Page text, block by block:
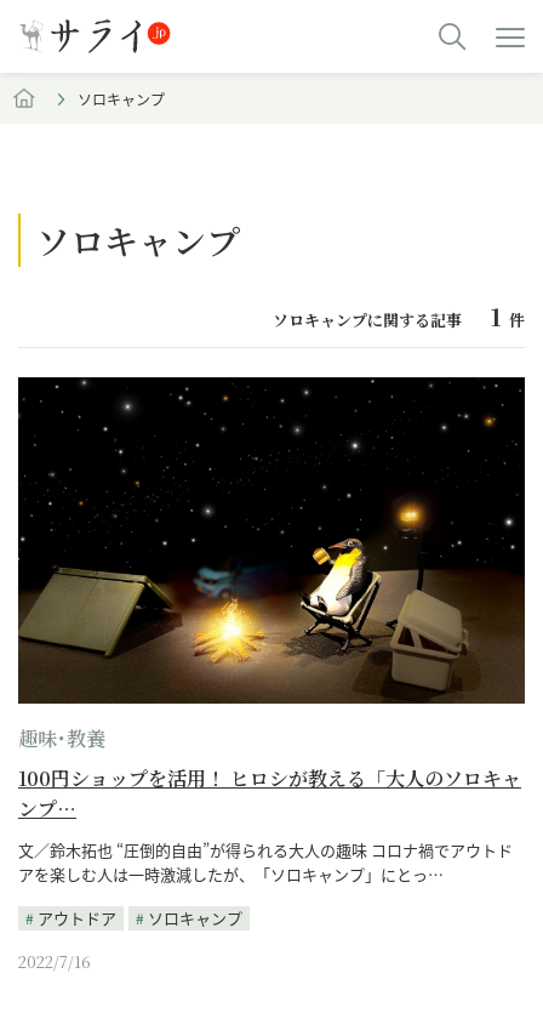
ソロキャンプ
ソロキャンプ
ソロキャンプに関する記事 1 件
趣味･教養
100円ショップを活用！ ヒロシが教える「大人のソロキャ
ンプ…
文／鈴木拓也 “圧倒的自由”が得られる大人の趣味 コロナ禍でアウトド
アを楽しむ人は一時激減したが、「ソロキャンプ」にとっ…
アウトドア
ソロキャンプ
2022/7/16